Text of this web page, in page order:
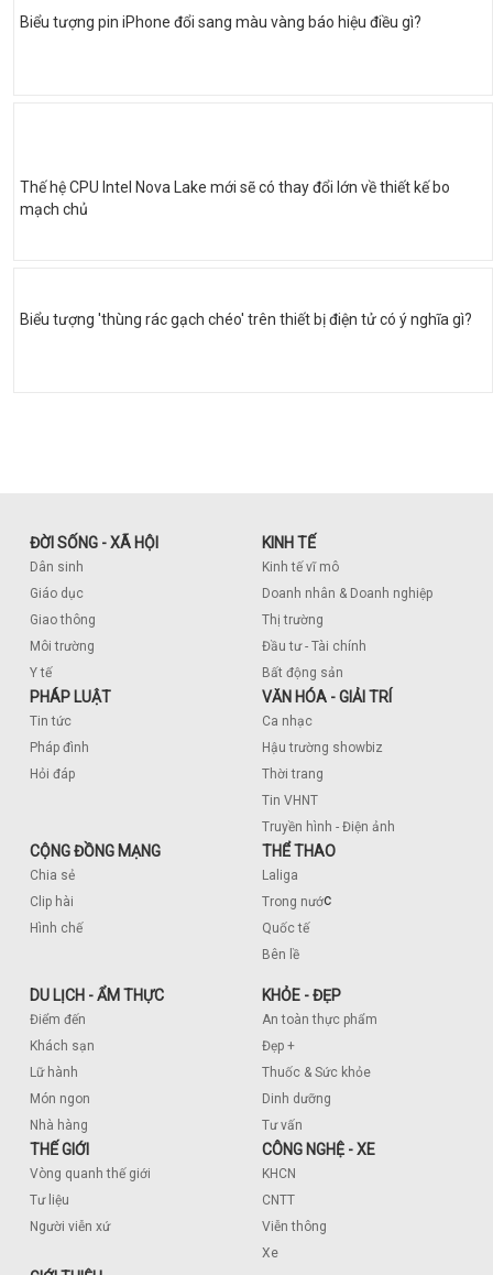
Biểu tượng pin iPhone đổi sang màu vàng báo hiệu điều gì?
Thế hệ CPU Intel Nova Lake mới sẽ có thay đổi lớn về thiết kế bo
mạch chủ
Biểu tượng 'thùng rác gạch chéo' trên thiết bị điện tử có ý nghĩa gì?
ĐỜI SỐNG - XÃ HỘI
Dân sinh
Giáo dục
Giao thông
Môi trường
Y tế
KINH TẾ
Kinh tế vĩ mô
Doanh nhân & Doanh nghiệp
Thị trường
Đầu tư - Tài chính
Bất động sản
PHÁP LUẬT
Tin tức
Pháp đình
Hỏi đáp
VĂN HÓA - GIẢI TRÍ
Ca nhạc
Hậu trường showbiz
Thời trang
Tin VHNT
Truyền hình - Điện ảnh
CỘNG ĐỒNG MẠNG
Chia sẻ
Clip hài
Hình chế
THỂ THAO
Laliga
Trong nước
Quốc tế
Bên lề
DU LỊCH - ẨM THỰC
Điểm đến
Khách sạn
Lữ hành
Món ngon
Nhà hàng
KHỎE - ĐẸP
An toàn thực phẩm
Đẹp +
Thuốc & Sức khỏe
Dinh dưỡng
Tư vấn
THẾ GIỚI
Vòng quanh thế giới
Tư liệu
Người viễn xứ
CÔNG NGHỆ - XE
KHCN
CNTT
Viễn thông
Xe